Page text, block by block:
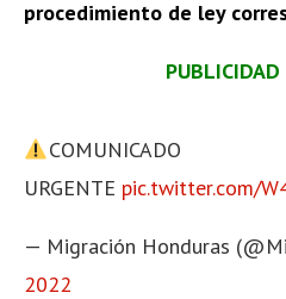
procedimiento de ley
PUBLICIDAD
COMUNICADO
URGENTE pic.twitter.com/
— Migración Honduras
2022